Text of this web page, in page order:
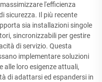
l'efficienza
sicurezza. Il più recente
sia installazioni singole
sincronizzabili per gestire
di servizio. Questa
implementare soluzioni
loro esigenze attuali,
di adattarsi ed espandersi in